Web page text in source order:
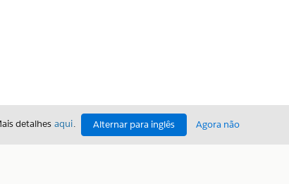
detalhes aqui. Alternar para inglês Agora não